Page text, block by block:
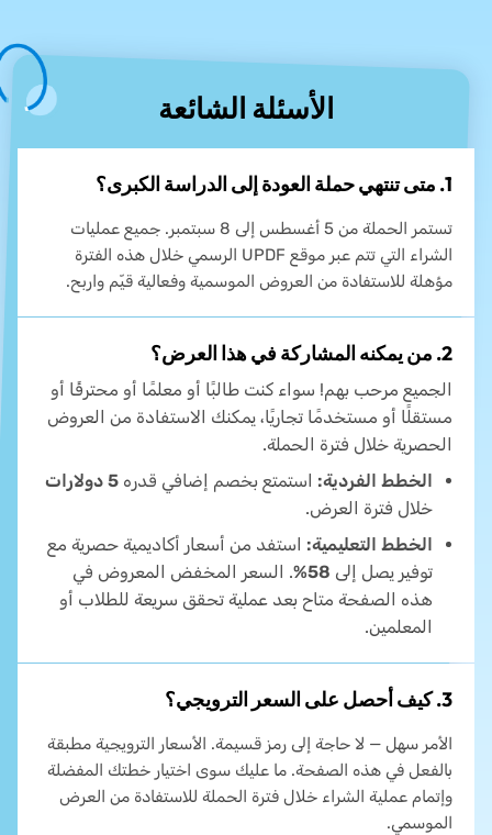
الأسئلة الشائعة
1. متى تنتهي حملة العودة إلى الدراسة الكبرى؟
تستمر الحملة من 5 أغسطس إلى 8 سبتمبر. جميع عمليات
الشراء التي تتم عبر موقع UPDF الرسمي خلال هذه الفترة
مؤهلة للاستفادة من العروض الموسمية وفعالية قيّم واربح.
2. من يمكنه المشاركة في هذا العرض؟
الجميع مرحب بهم! سواء كنت طالبًا أو معلمًا أو محترفًا أو
مستقلًا أو مستخدمًا تجاريًا، يمكنك الاستفادة من العروض
الحصرية خلال فترة الحملة.
الخطط الفردية: استمتع بخصم إضافي قدره 5 دولارات
خلال فترة العرض.
الخطط التعليمية: استفد من أسعار أكاديمية حصرية مع
توفير يصل إلى 58%
. السعر المخفض المعروض في
هذه الصفحة متاح بعد عملية تحقق سريعة للطلاب أو
المعلمين.
3. كيف أحصل على السعر الترويجي؟
الأمر سهل — لا حاجة إلى رمز قسيمة. الأسعار الترويجية مطبقة
بالفعل في هذه الصفحة. ما عليك سوى اختيار خطتك المفضلة
وإتمام عملية الشراء خلال فترة الحملة للاستفادة من العرض
الموسمي.